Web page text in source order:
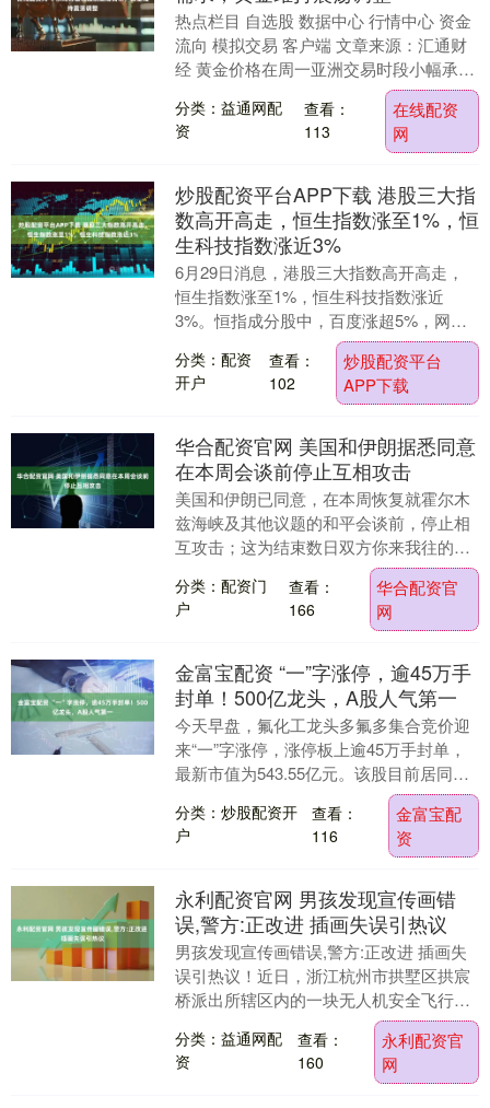
热点栏目 自选股 数据中心 行情中心 资金
流向 模拟交易 客户端 文章来源：汇通财
经 黄金价格在周一亚洲交易时段小幅承
压，回落至约4060美元/盎司附近，延续
此....
分类：益通网配
资
查看：
113
在线配资
网
炒股配资平台APP下载 港股三大指
数高开高走，恒生指数涨至1%，恒
生科技指数涨近3%
6月29日消息，港股三大指数高开高走，
恒生指数涨至1%，恒生科技指数涨近
3%。恒指成分股中，百度涨超5%，网
易、美团、携程涨超4%，阿里巴巴、中芯
国际、京东涨超....
分类：配资
开户
查看：
102
炒股配资平台
APP下载
华合配资官网 美国和伊朗据悉同意
在本周会谈前停止互相攻击
美国和伊朗已同意，在本周恢复就霍尔木
兹海峡及其他议题的和平会谈前，停止相
互攻击；这为结束数日双方你来我往的攻
击铺平了道路，之前一度脆弱的停火面临
考验。 一位不愿....
分类：配资门
户
查看：
166
华合配资官
网
金富宝配资 “一”字涨停，逾45万手
封单！500亿龙头，A股人气第一
今天早盘，氟化工龙头多氟多集合竞价迎
来“一”字涨停，涨停板上逾45万手封单，
最新市值为543.55亿元。该股目前居同花
顺A股人气排行榜第一。 在最新发布的投
资者....
分类：炒股配资开
户
查看：
116
金富宝配
资
永利配资官网 男孩发现宣传画错
误,警方:正改进 插画失误引热议
男孩发现宣传画错误,警方:正改进 插画失
误引热议！近日，浙江杭州市拱墅区拱宸
桥派出所辖区内的一块无人机安全飞行宣
传展板引起了关注。一位七岁的孩子指
出，画面中操控....
分类：益通网配
资
查看：
160
永利配资官
网